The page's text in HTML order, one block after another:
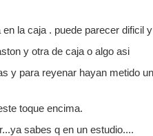
la caja . puede parecer dificil
y otra de caja o algo asi
y para reyenar hayan metido
toque encima.
sabes q en un estudio....